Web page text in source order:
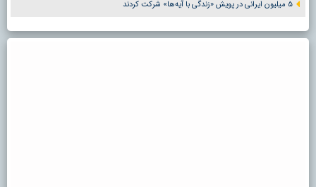
۵ میلیون ایرانی در پویش «زندگی با آیه‌ها» شرکت کردند